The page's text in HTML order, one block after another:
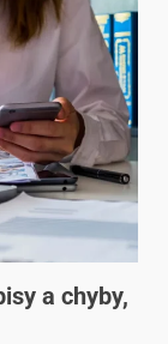
a chyby,